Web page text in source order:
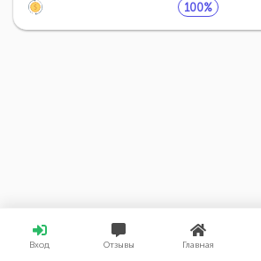
Вход Отзывы Главная
100%